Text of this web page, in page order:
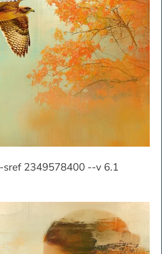
2349578400 --v 6.1